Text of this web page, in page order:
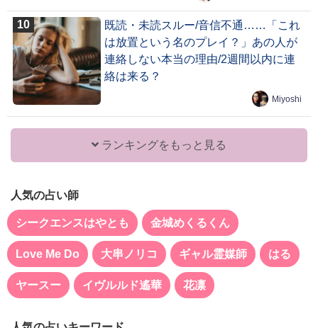
既読・未読スルー/音信不通……「これ
は放置という名のプレイ？」あの人が
連絡しない本当の理由/2週間以内に連
絡は来る？
Miyoshi
ランキングをもっと見る
人気の占い師
シークエンスはやとも 金城めくるくん
Love Me Do 大串ノリコ ギャル霊媒師 はる
ヤースー イヴルルド遙華 花凛